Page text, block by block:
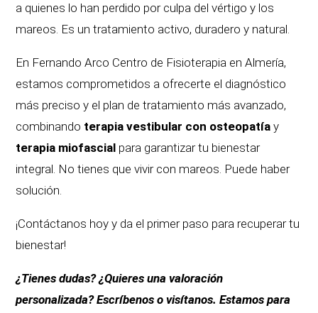
a quienes lo han perdido por culpa del vértigo y los
mareos. Es un tratamiento activo, duradero y natural.
En Fernando Arco Centro de Fisioterapia en Almería,
estamos comprometidos a ofrecerte el diagnóstico
más preciso y el plan de tratamiento más avanzado,
combinando terapia vestibular con osteopatía y
terapia miofascial para garantizar tu bienestar
integral. No tienes que vivir con mareos. Puede haber
solución.
¡Contáctanos hoy y da el primer paso para recuperar tu
bienestar!
¿Tienes dudas? ¿Quieres una valoración
personalizada? Escríbenos o visítanos. Estamos para